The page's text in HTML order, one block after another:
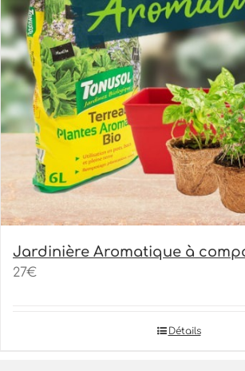
Jardinière Aromatique à
27€
Détails